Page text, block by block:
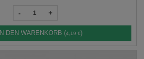
- +
IN DEN WARENKORB (4,19 €)